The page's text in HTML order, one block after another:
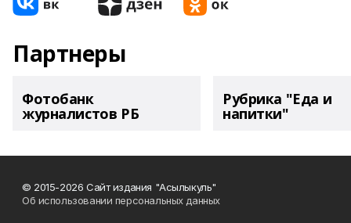
Партнеры
Фотобанк
журналистов РБ
Рубрика "Еда и
напитки"
© 2015-2026 Сайт издания "Асылыкуль"
Об использовании персональных данных